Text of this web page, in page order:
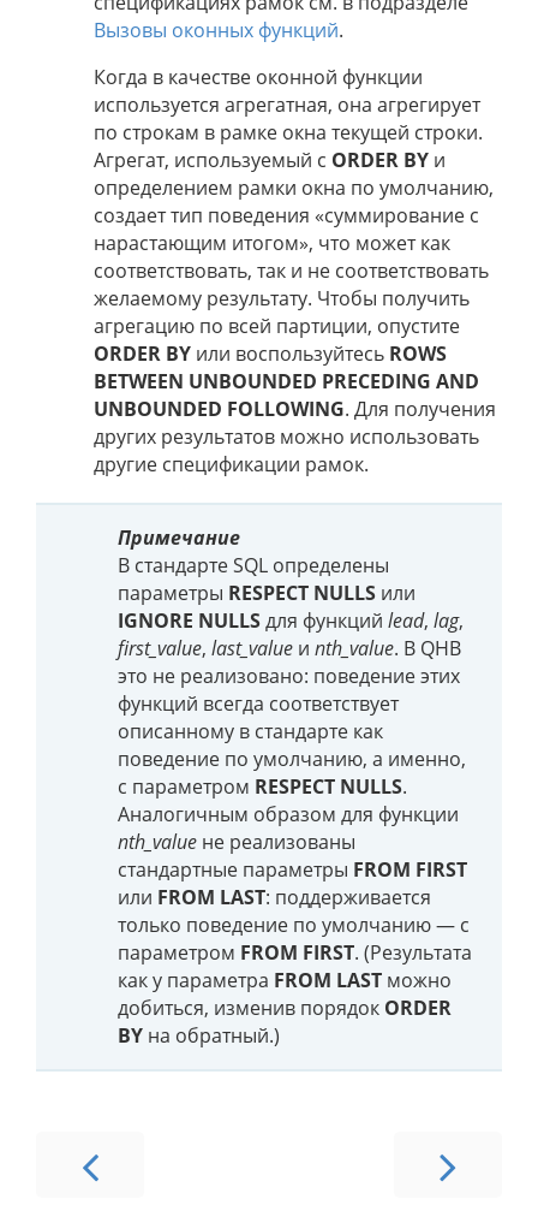
Вызовы оконных функций.
Когда в качестве оконной функции
используется агрегатная, она агрегирует
по строкам в рамке окна текущей строки.
Агрегат, используемый с ORDER BY и
определением рамки окна по умолчанию,
создает тип поведения «суммирование с
нарастающим итогом», что может как
соответствовать, так и не соответствовать
желаемому результату. Чтобы получить
агрегацию по всей партиции, опустите
ORDER BY или воспользуйтесь ROWS
BETWEEN UNBOUNDED PRECEDING AND
UNBOUNDED FOLLOWING. Для получения
других результатов можно использовать
другие спецификации рамок.
Примечание
В стандарте SQL определены
параметры RESPECT NULLS или
IGNORE NULLSдля функций lead, lag,
first_value, last_value и nth_value. В QHB
это не реализовано: поведение этих
функций всегда соответствует
описанному в стандарте как
поведение по умолчанию, а именно,
с параметром RESPECT NULLS.
Аналогичным образом для функции
nth_value не реализованы
стандартные параметры FROM FIRST
или FROM LAST: поддерживается
только поведение по умолчанию — с
параметром FROM FIRST. (Результата
как у параметра FROM LAST можно
добиться, изменив порядок ORDER
BY на обратный.)